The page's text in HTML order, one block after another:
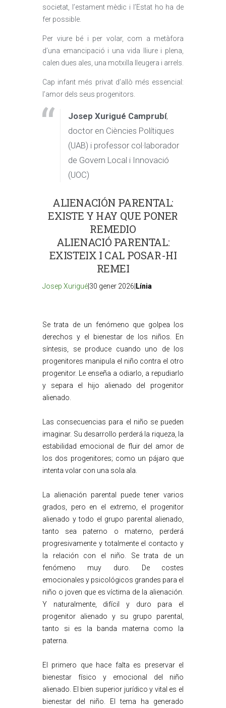
societat, l’estament mèdic i l’Estat ho ha de
fer possible.
Per viure bé i per volar, com a metàfora
d’una emancipació i una vida lliure i plena,
calen dues ales, una motxilla lleugera i arrels.
Cap infant més privat d’allò més essencial:
l’amor dels seus progenitors.
Josep Xurigué Camprubí,
doctor en Ciències Polítiques
(UAB) i professor col·laborador
de Govern Local i Innovació
(UOC)
ALIENACIÓN PARENTAL:
EXISTE Y HAY QUE PONER
REMEDIO
ALIENACIÓ PARENTAL:
EXISTEIX I CAL POSAR-HI
REMEI
Josep Xurigué |30 gener 2026| Línia
Se trata de un fenómeno que golpea los
derechos y el bienestar de los niños. En
síntesis, se produce cuando uno de los
progenitores manipula el niño contra el otro
progenitor. Le enseña a odiarlo, a repudiarlo
y separa el hijo alienado del progenitor
alienado.
Las consecuencias para el niño se pueden
imaginar. Su desarrollo perderá la riqueza, la
estabilidad emocional de fluir del amor de
los dos progenitores; como un pájaro que
intenta volar con una sola ala.
La alienación parental puede tener varios
grados, pero en el extremo, el progenitor
alienado y todo el grupo parental alienado,
tanto sea paterno o materno, perderá
progresivamente y totalmente el contacto y
la relación con el niño. Se trata de un
fenómeno muy duro. De costes
emocionales y psicológicos grandes para el
niño o joven que es víctima de la alienación.
Y naturalmente, difícil y duro para el
progenitor alienado y su grupo parental,
tanto si es la banda materna como la
paterna.
El primero que hace falta es preservar el
bienestar físico y emocional del niño
alienado. El bien superior jurídico y vital es el
bienestar del niño. El tema ha generado